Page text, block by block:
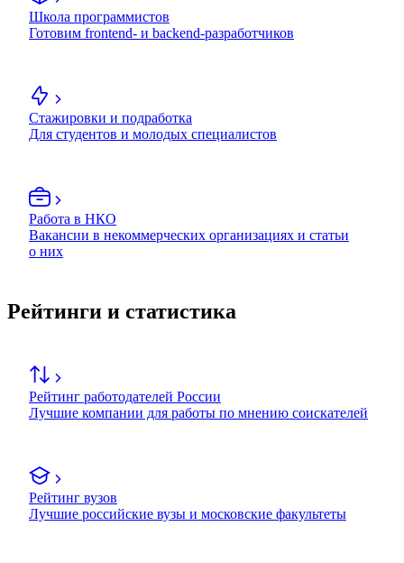
Школа программистов
Готовим frontend- и backend-разработчиков
Стажировки и подработка
Для студентов и молодых специалистов
Работа в НКО
Вакансии в некоммерческих организациях и статьи
о них
Рейтинги и статистика
Рейтинг работодателей России
Лучшие компании для работы по мнению соискателей
Рейтинг вузов
Лучшие российские вузы и московские факультеты